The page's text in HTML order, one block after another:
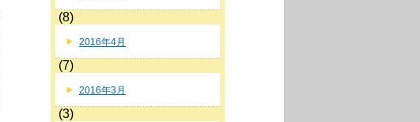
(8)
2016年4月
(7)
2016年3月
(3)